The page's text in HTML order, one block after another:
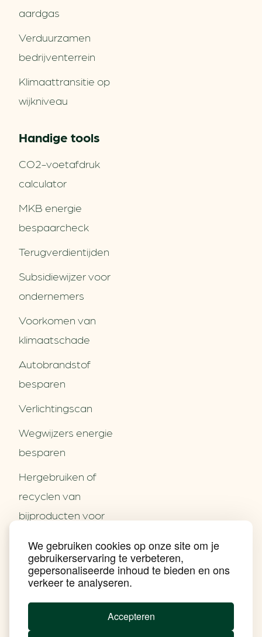
We gebruiken cookies op onze site om je
gebruikerservaring te verbeteren,
gepersonaliseerde inhoud te bieden en ons
verkeer te analyseren.
Accepteren
Partners
Contact
Nieuws
Praktijkverhalen
Events
Nieuwsbrief
Achtergrond klimaatverandering
Beprijzing van CO2
aardgas
Verduurzamen
bedrijventerrein
Klimaattransitie op
wijkniveau
Handige tools
CO2-voetafdruk
calculator
MKB energie
bespaarcheck
Terugverdien­tijden
Subsidiewijzer voor
ondernemers
Voorkomen van
klimaatschade
Autobrandstof
besparen
Verlichtingscan
Wegwijzers energie
besparen
Hergebruiken of
recyclen van
bijproducten voor
Energie besparen op
uw PC